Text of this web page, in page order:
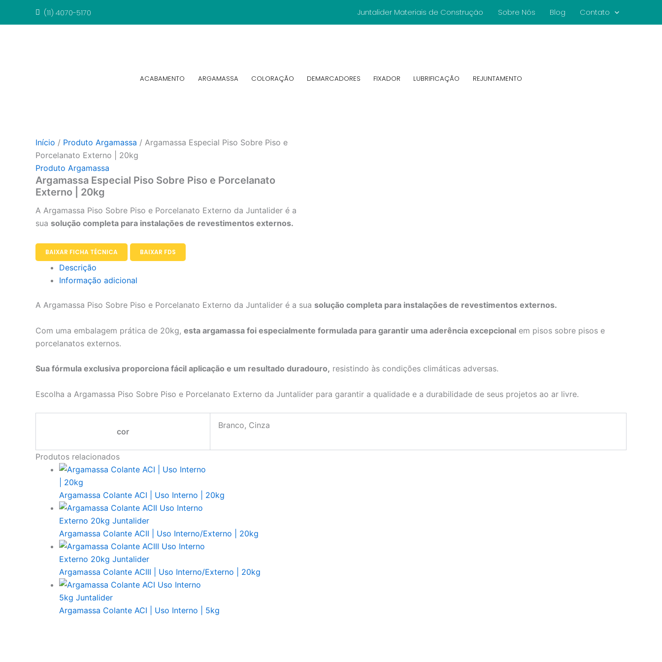
(11) 4070-5170 Juntalider Materiais de Construção Sobre Nós Blog Contato
ACABAMENTO ARGAMASSA COLORAÇÃO DEMARCADORES FIXADOR LUBRIFICAÇÃO REJUNTAMENTO
Início / Produto Argamassa / Argamassa Especial Piso Sobre Piso e
Porcelanato Externo | 20kg
Produto Argamassa
Argamassa Especial Piso Sobre Piso e Porcelanato
Externo | 20kg
A Argamassa Piso Sobre Piso e Porcelanato Externo da Juntalider é a
sua solução completa para instalações de revestimentos externos.
BAIXAR FICHA TÉCNICA BAIXAR FDS
Descrição
Informação adicional
A Argamassa Piso Sobre Piso e Porcelanato Externo da Juntalider é a sua solução completa para instalações de revestimentos externos.
Com uma embalagem prática de 20kg, esta argamassa foi especialmente formulada para garantir uma aderência excepcional em pisos sobre pisos e
porcelanatos externos.
Sua fórmula exclusiva proporciona fácil aplicação e um resultado duradouro, resistindo às condições climáticas adversas.
Escolha a Argamassa Piso Sobre Piso e Porcelanato Externo da Juntalider para garantir a qualidade e a durabilidade de seus projetos ao ar livre.
cor
Branco, Cinza
Produtos relacionados
Argamassa Colante ACI | Uso Interno | 20kg
Argamassa Colante ACII | Uso Interno/Externo | 20kg
Argamassa Colante ACIII | Uso Interno/Externo | 20kg
Argamassa Colante ACI | Uso Interno | 5kg